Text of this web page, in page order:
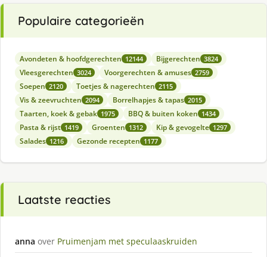
Populaire categorieën
Avondeten & hoofdgerechten 12144 Bijgerechten 3824
Vleesgerechten 3024 Voorgerechten & amuses 2759
Soepen 2120 Toetjes & nagerechten 2115
Vis & zeevruchten 2094 Borrelhapjes & tapas 2015
Taarten, koek & gebak 1975 BBQ & buiten koken 1434
Pasta & rijst 1419 Groenten 1312 Kip & gevogelte 1297
Salades 1216 Gezonde recepten 1177
Laatste reacties
anna over Pruimenjam met speculaaskruiden